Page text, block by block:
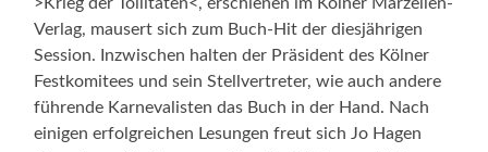
Verlag, mausert sich zum Buch-Hit der diesjährigen
Session. Inzwischen halten der Präsident des Kölner
Festkomitees und sein Stellvertreter, wie auch andere
führende Karnevalisten das Buch in der Hand. Nach
einigen erfolgreichen Lesungen freut sich Jo Hagen